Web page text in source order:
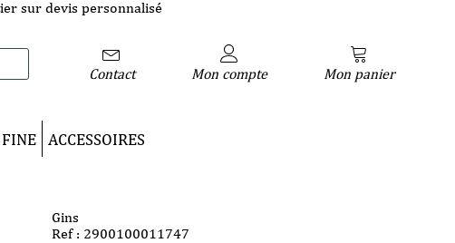
sur devis personnalisé
Contact Mon compte Mon panier
ACCESSOIRES
Gins
Ref : 2900100011747